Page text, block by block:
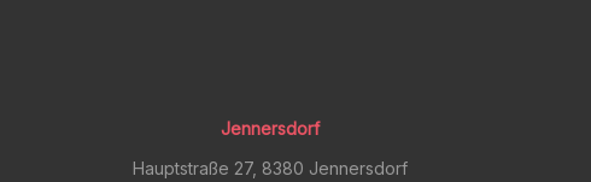
Jennersdorf
Hauptstraße 27, 8380 Jennersdorf